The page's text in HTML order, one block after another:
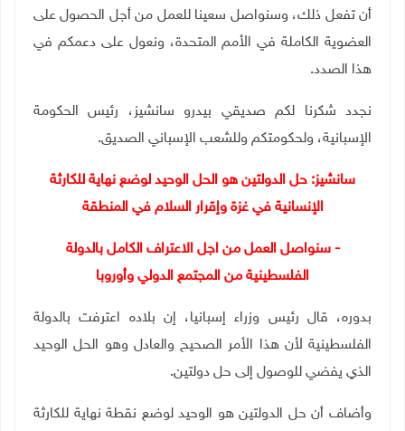
أن تفعل ذلك، وسنواصل سعينا للعمل من أجل الحصول على
العضوية الكاملة في الأمم المتحدة، ونعول على دعمكم في
هذا الصدد.
نجدد شكرنا لكم صديقي بيدرو سانشيز، رئيس الحكومة
الإسبانية، ولحكومتكم وللشعب الإسباني الصديق.
سانشيز: حل الدولتين هو الحل الوحيد لوضع نهاية للكارثة
الإنسانية في غزة وإقرار السلام في المنطقة
- سنواصل العمل من اجل الاعتراف الكامل بالدولة
الفلسطينية من المجتمع الدولي وأوروبا
بدوره، قال رئيس وزراء إسبانيا، إن بلاده اعترفت بالدولة
الفلسطينية لأن هذا الأمر الصحيح والعادل وهو الحل الوحيد
الذي يفضي للوصول إلى حل دولتين.
وأضاف أن حل الدولتين هو الوحيد لوضع نقطة نهاية للكارثة